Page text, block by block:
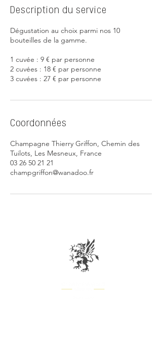
Description du service
Dégustation au choix parmi nos 10
bouteilles de la gamme.
1 cuvée : 9 € par personne
2 cuvées : 18 € par personne
3 cuvées : 27 € par personne
Coordonnées
Champagne Thierry Griffon, Chemin des
Tuilots, Les Mesneux, France
03 26 50 21 21
champgriffon@wanadoo.fr